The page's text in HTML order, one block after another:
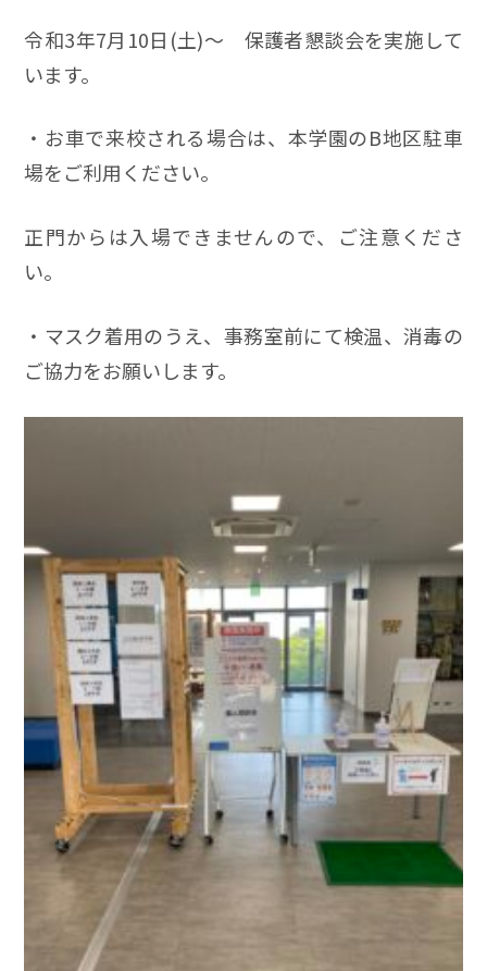
令和3年7月10日(土)～ 保護者懇談会を実施して
います。
・お車で来校される場合は、本学園のB地区駐車
場をご利用ください。
正門からは入場できませんので、ご注意くださ
い。
・マスク着用のうえ、事務室前にて検温、消毒の
ご協力をお願いします。